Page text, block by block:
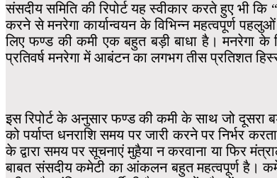
संसदीय समिति की रिपोर्ट यह स्वीकार करते हुए भी
करने से मनरेगा कार्यान्वयन के विभिन्न महत्वपूर्ण
लिए फण्ड की कमी एक बहुत बड़ी बाधा है। मनरेगा
प्रतिवर्ष मनरेगा में आबंटन का लगभग तीस प्रतिशत
इस रिपोर्ट के अनुसार फण्ड की कमी के साथ जो दूसरा
को पर्याप्त धनराशि समय पर जारी करने पर निर्भर
के द्वारा समय पर सूचनाएं मुहैया न करवाना या फिर
बाबत संसदीय कमेटी का आंकलन बहुत महत्वपूर्ण है।